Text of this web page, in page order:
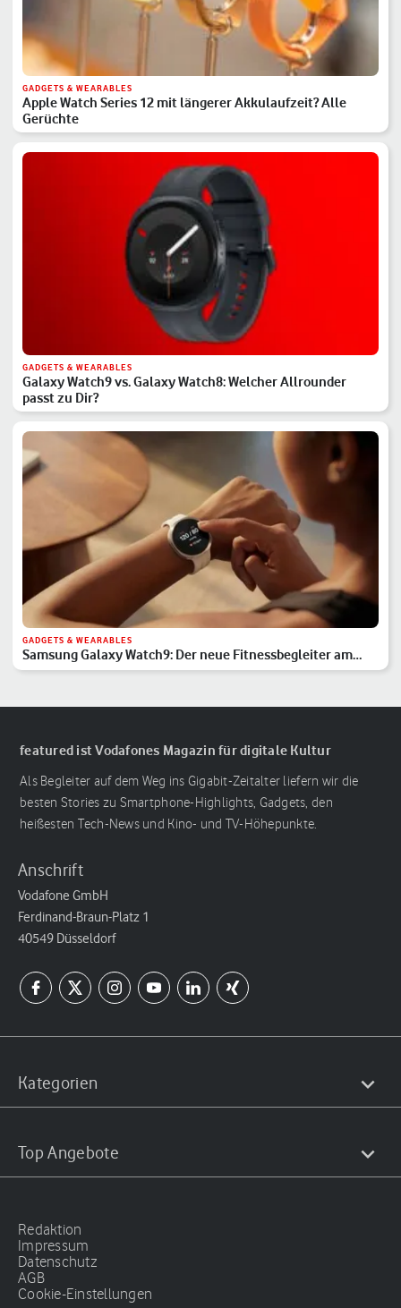
GADGETS & WEARABLES
Apple Watch Series 12 mit längerer Akkulaufzeit? Alle
Gerüchte
GADGETS & WEARABLES
Galaxy Watch9 vs. Galaxy Watch8: Welcher Allrounder
passt zu Dir?
GADGETS & WEARABLES
Samsung Galaxy Watch9: Der neue Fitnessbegleiter am
Handgelenk
featured ist Vodafones Magazin für digitale Kultur
Als Begleiter auf dem Weg ins Gigabit-Zeitalter liefern wir die
besten Stories zu Smartphone-Highlights, Gadgets, den
heißesten Tech-News und Kino- und TV-Höhepunkte.
Anschrift
Vodafone GmbH
Ferdinand-Braun-Platz 1
40549 Düsseldorf
Kategorien
Top Angebote
Redaktion
Impressum
Datenschutz
AGB
Cookie-Einstellungen